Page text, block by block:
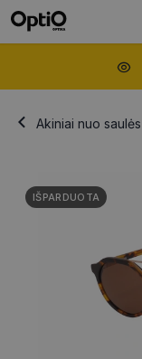
Akiniai nuo saulės
IŠPARDUOTA